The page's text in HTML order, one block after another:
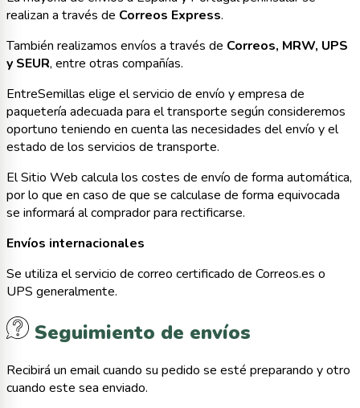
realizan a través de Correos Express.
También realizamos envíos a través de Correos, MRW, UPS
y SEUR, entre otras compañías.
EntreSemillas elige el servicio de envío y empresa de
paquetería adecuada para el transporte según consideremos
oportuno teniendo en cuenta las necesidades del envío y el
estado de los servicios de transporte.
El Sitio Web calcula los costes de envío de forma automática,
por lo que en caso de que se calculase de forma equivocada
se informará al comprador para rectificarse.
Envíos internacionales
Se utiliza el servicio de correo certificado de Correos.es o
UPS generalmente.
Seguimiento de envíos
Recibirá un email cuando su pedido se esté preparando y otro
cuando este sea enviado.